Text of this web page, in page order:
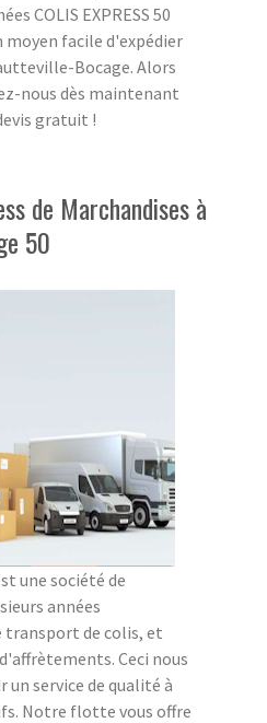
COLIS EXPRESS 50
moyen facile d'expédier
Bocage. Alors
nous dès maintenant
gratuit !
de Marchandises à
50
une société de
années
transport de colis, et
Ceci nous
un service de qualité à
Notre flotte vous offre